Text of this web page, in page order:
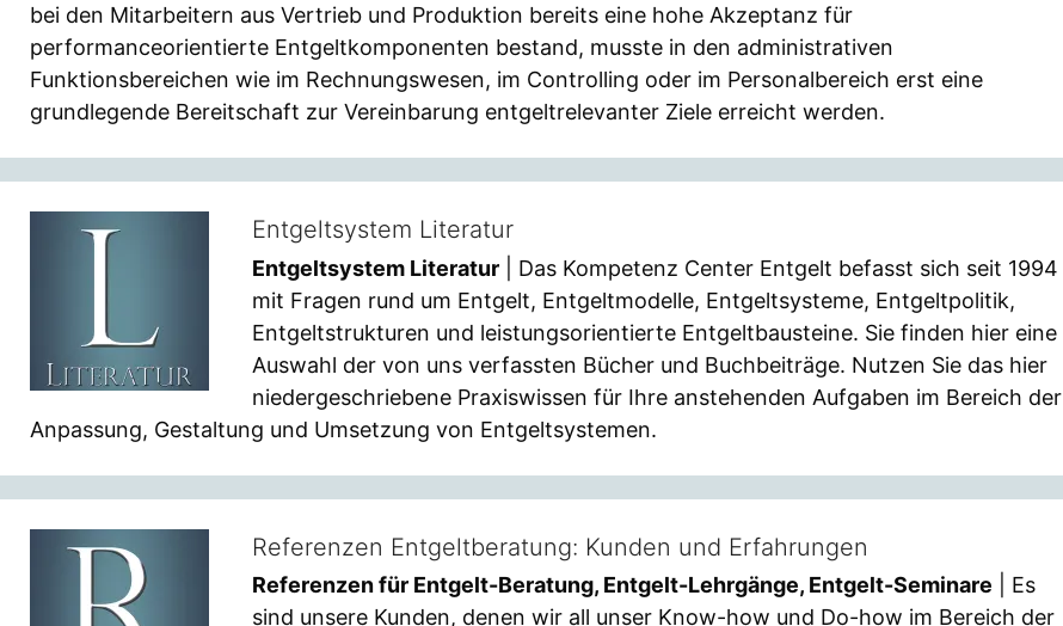
bei den Mitarbeitern aus Vertrieb und Produktion bereits eine hohe Akzeptanz für
performanceorientierte Entgeltkomponenten bestand, musste in den administrativen
Funktionsbereichen wie im Rechnungswesen, im Controlling oder im Personalbereich erst eine
grundlegende Bereitschaft zur Vereinbarung entgeltrelevanter Ziele erreicht werden.
Entgeltsystem Literatur
Entgeltsystem Literatur | Das Kompetenz Center Entgelt befasst sich seit 1994
mit Fragen rund um Entgelt, Entgeltmodelle, Entgeltsysteme, Entgeltpolitik,
Entgeltstrukturen und leistungsorientierte Entgeltbausteine. Sie finden hier eine
Auswahl der von uns verfassten Bücher und Buchbeiträge. Nutzen Sie das hier
niedergeschriebene Praxiswissen für Ihre anstehenden Aufgaben im Bereich der
Anpassung, Gestaltung und Umsetzung von Entgeltsystemen.
Referenzen Entgeltberatung: Kunden und Erfahrungen
Referenzen für Entgelt-Beratung, Entgelt-Lehrgänge, Entgelt-Seminare | Es
sind unsere Kunden, denen wir all unser Know-how und Do-how im Bereich der